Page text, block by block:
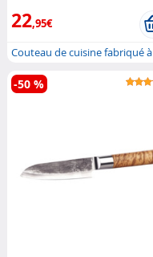
22,95€
Couteau de cuisine fabriqué à
la ma...
-50 %